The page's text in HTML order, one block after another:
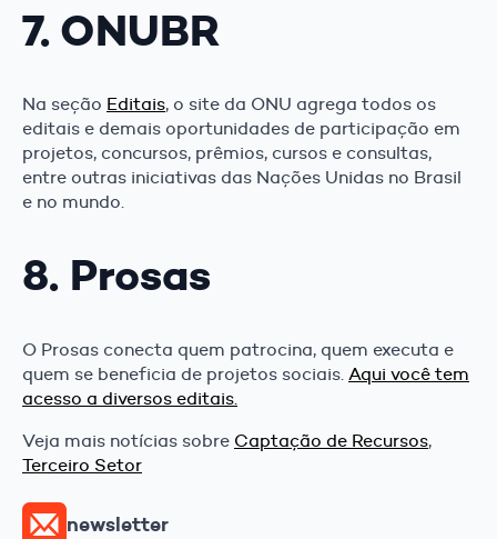
7. ONUBR
Na seção Editais, o site da ONU agrega todos os
editais e demais oportunidades de participação em
projetos, concursos, prêmios, cursos e consultas,
entre outras iniciativas das Nações Unidas no Brasil
e no mundo.
8. Prosas
O Prosas conecta quem patrocina, quem executa e
quem se beneficia de projetos sociais. Aqui você tem
acesso a diversos editais.
Veja mais notícias sobre Captação de Recursos,
Terceiro Setor
newsletter